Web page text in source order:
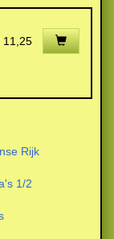
11,25
Rijk
1/2